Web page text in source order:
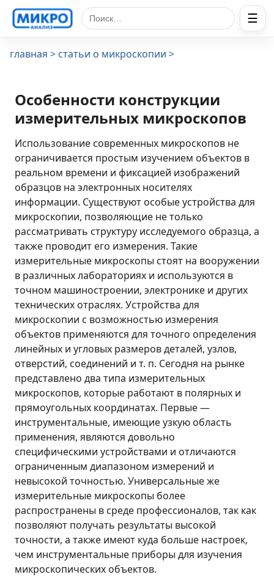
Поиск по сайту ☰
главная статьи о микроскопии
Особенности конструкции
измерительных микроскопов
Использование современных микроскопов не
ограничивается простым изучением объектов в
реальном времени и фиксацией изображений
образцов на электронных носителях
информации. Существуют особые устройства для
микроскопии, позволяющие не только
рассматривать структуру исследуемого образца, а
также проводит его измерения. Такие
измерительные микроскопы стоят на вооружении
в различных лабораториях и используются в
точном машиностроении, электронике и других
технических отраслях. Устройства для
микроскопии с возможностью измерения
объектов применяются для точного определения
линейных и угловых размеров деталей, узлов,
отверстий, соединений и т. п. Сегодня на рынке
представлено два типа измерительных
микроскопов, которые работают в полярных и
прямоугольных координатах. Первые —
инструментальные, имеющие узкую область
применения, являются довольно
специфическими устройствами и отличаются
ограниченным диапазоном измерений и
невысокой точностью. Универсальные же
измерительные микроскопы более
распространены в среде профессионалов, так как
позволяют получать результаты высокой
точности, а также имеют куда больше настроек,
чем инструментальные приборы для изучения
микроскопических объектов.